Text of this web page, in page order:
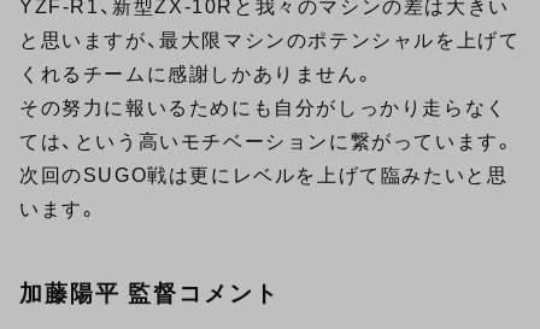
YZF-R1、新型ZX-10Rと我々のマシンの差は大きい
と思いますが、最大限マシンのポテンシャルを上げて
くれるチームに感謝しかありません。
その努力に報いるためにも自分がしっかり走らなく
ては、という高いモチベーションに繋がっています。
次回のSUGO戦は更にレベルを上げて臨みたいと思
います。
加藤陽平 監督コメント